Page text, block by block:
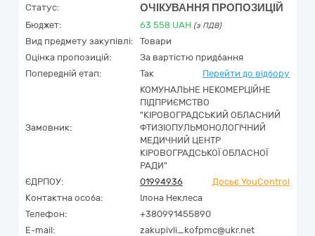
Статус: ОЧІКУВАННЯ ПРОПОЗИЦІЙ
Бюджет: 63 558 UAH (з ПДВ)
Вид предмету закупівлі:
Товари
Оцінка пропозицій:
За вартістю придбання
Попередній етап:
Так Перейти до відбору
Замовник:
КОМУНАЛЬНЕ НЕКОМЕРЦІЙНЕ
ПІДПРИЄМСТВО
"КІРОВОГРАДСЬКИЙ ОБЛАСНИЙ
ФТИЗІОПУЛЬМОНОЛОГІЧНИЙ
МЕДИЧНИЙ ЦЕНТР
КІРОВОГРАДСЬКОЇ ОБЛАСНОЇ
РАДИ"
ЄДРПОУ:
01994936
Досьє YouControl
Контактна особа:
Ілона Неклеса
Телефон:
+380991455890
E-mail:
zakupivli_kofpmc@ukr.net